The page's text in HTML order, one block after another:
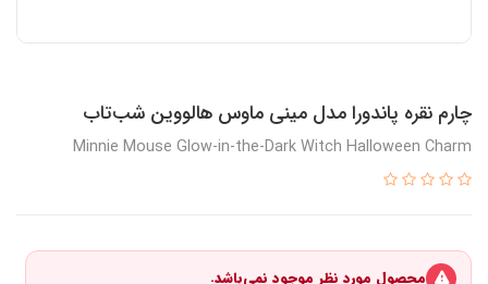
چارم نقره پاندورا مدل مینی ماوس هالووین شب‌تاب
Minnie Mouse Glow-in-the-Dark Witch Halloween Charm
محصول مورد نظر موجود نمی‌باشد.